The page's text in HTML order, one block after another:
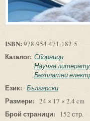
ISBN: 978-954-471-182-5
Каталог: Сборници
Научна
Безплатни
Език: Български
Размери: 24 × 17 × 2.4 cm
Брой страници: 152 стр.